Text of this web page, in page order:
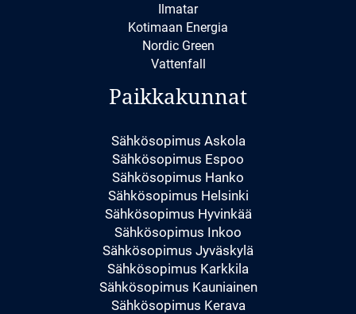
Ilmatar
Kotimaan Energia
Nordic Green
Vattenfall
Paikkakunnat
Sähkösopimus Askola
Sähkösopimus Espoo
Sähkösopimus Hanko
Sähkösopimus Helsinki
Sähkösopimus Hyvinkää
Sähkösopimus Inkoo
Sähkösopimus Jyväskylä
Sähkösopimus Karkkila
Sähkösopimus Kauniainen
Sähkösopimus Kerava